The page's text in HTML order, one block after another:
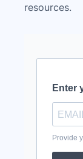
resources.